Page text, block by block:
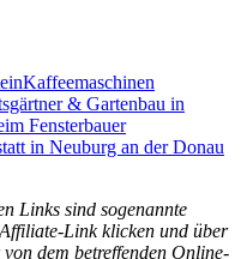
Kaffeemaschinen
& Gartenbau in
Fensterbauer
in Neuburg an der Donau
Links sind sogenannte
Link klicken und über
dem betreffenden Online-